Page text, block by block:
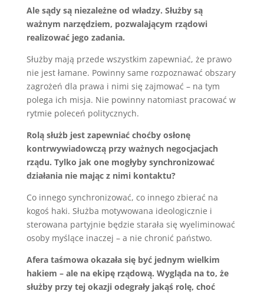
Ale sądy są niezależne od władzy. Służby są
ważnym narzędziem, pozwalającym rządowi
realizować jego zadania.
Służby mają przede wszystkim zapewniać, że prawo
nie jest łamane. Powinny same rozpoznawać obszary
zagrożeń dla prawa i nimi się zajmować – na tym
polega ich misja. Nie powinny natomiast pracować w
rytmie poleceń politycznych.
Rolą służb jest zapewniać choćby osłonę
kontrwywiadowczą przy ważnych negocjacjach
rządu. Tylko jak one mogłyby synchronizować
działania nie mając z nimi kontaktu?
Co innego synchronizować, co innego zbierać na
kogoś haki. Służba motywowana ideologicznie i
sterowana partyjnie będzie starała się wyeliminować
osoby myślące inaczej – a nie chronić państwo.
Afera taśmowa okazała się być jednym wielkim
hakiem – ale na ekipę rządową. Wygląda na to, że
służby przy tej okazji odegrały jakąś rolę, choć